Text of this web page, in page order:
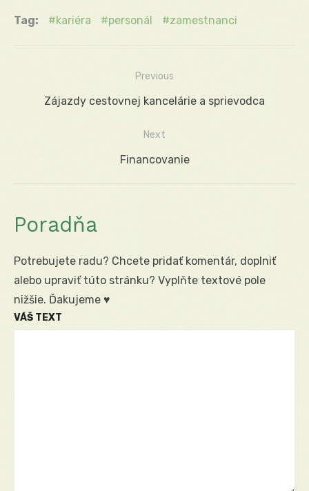
Tag: kariéra personál zamestnanci
Navigácia
Previous
Previous
Zájazdy cestovnej kancelárie a sprievodca
Next
Next
Financovanie
Poradňa
Potrebujete radu? Chcete pridať komentár, doplniť
alebo upraviť túto stránku? Vyplňte textové pole
nižšie. Ďakujeme ♥
VÁŠ TEXT